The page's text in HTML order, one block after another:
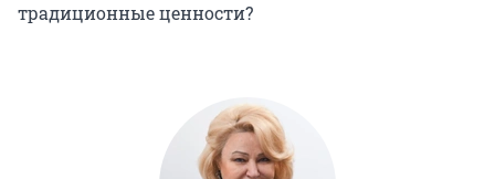
традиционные ценности?